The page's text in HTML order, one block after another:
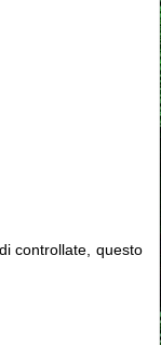
controllate, questo